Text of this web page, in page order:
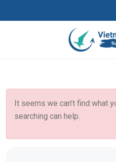
It seems we can’t find what
searching can help.